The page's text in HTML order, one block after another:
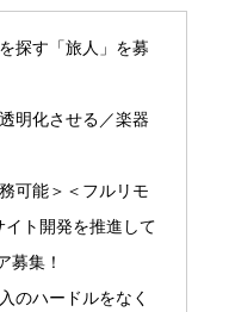
探す「旅人」を募
明化させる／楽器
可能＞＜フルリモ
ト開発を推進して
募集！
のハードルをなく